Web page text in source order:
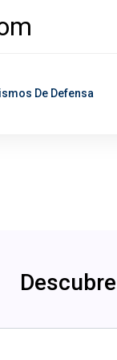
De Defensa